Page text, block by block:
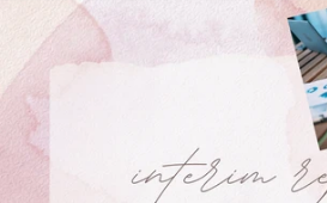
ッ
ゲ
シ
ン
本
店